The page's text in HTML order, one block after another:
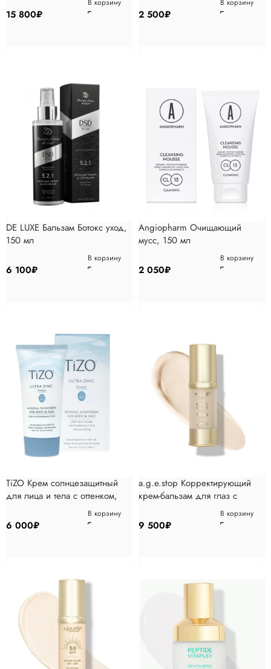
15 800₽
В корзину
2 500₽
В корзину
DE LUXE Бальзам Ботокс уход,
150 мл
6 100₽
В корзину
Angiopharm Очищающий
мусс, 150 мл
2 050₽
В корзину
TiZO Крем солнцезащитный
для лица и тела с оттенком,
6 000₽
В корзину
a.g.e.stop Корректирующий
крем-бальзам для глаз с
эффектом мезо, 30 мл
9 500₽
В корзину